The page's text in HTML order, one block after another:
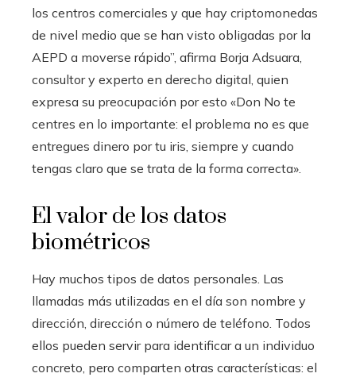
los centros comerciales y que hay criptomonedas
de nivel medio que se han visto obligadas por la
AEPD a moverse rápido”, afirma Borja Adsuara,
consultor y experto en derecho digital, quien
expresa su preocupación por esto «Don No te
centres en lo importante: el problema no es que
entregues dinero por tu iris, siempre y cuando
tengas claro que se trata de la forma correcta».
El valor de los datos
biométricos
Hay muchos tipos de datos personales. Las
llamadas más utilizadas en el día son nombre y
dirección, dirección o número de teléfono. Todos
ellos pueden servir para identificar a un individuo
concreto, pero comparten otras características: el